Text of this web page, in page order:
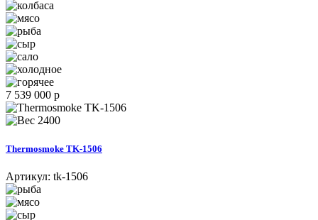
7 539 000 р
2400
Thermosmoke TK-1506
Артикул: tk-1506